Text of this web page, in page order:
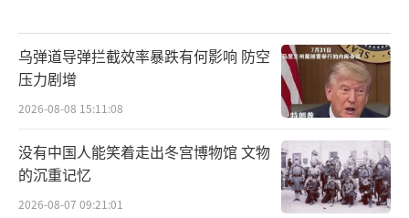
乌弹道导弹拦截效率暴跌有何影响 防空
压力剧增
2026-08-08 15:11:08
没有中国人能笑着走出冬宫博物馆 文物
的沉重记忆
2026-08-07 09:21:01